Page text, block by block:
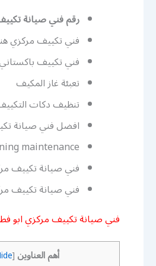
رقم فني صيانة
فني تكييف مركزي
فني تكييف
تعبئة غاز المكيف
تنظيف دكات
افضل فني صيانة
maintenance
فني صيانة تكييف
فني صيانة تكييف
فني صيانة تكييف مركزي ابو
أهم العناوين [